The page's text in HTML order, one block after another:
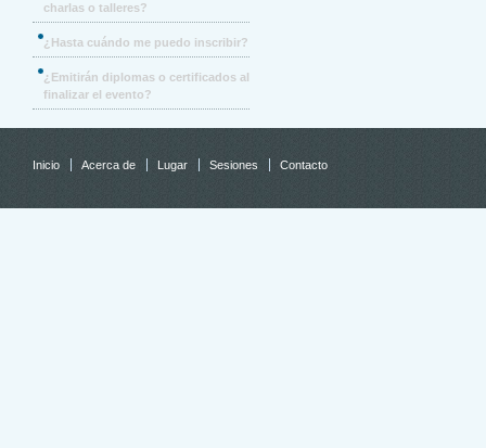
charlas o talleres?
¿Hasta cuándo me puedo inscribir?
¿Emitirán diplomas o certificados al
finalizar el evento?
Inicio Acerca de Lugar Sesiones Contacto